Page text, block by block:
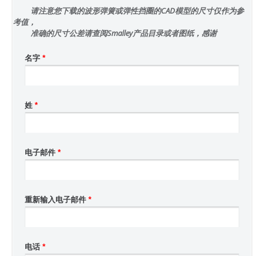
请注意您下载的波形弹簧或弹性挡圈的CAD模型的尺寸仅作为参
考值，
准确的尺寸公差请查阅Smalley产品目录或者图纸，感谢
名字 *
姓 *
电子邮件 *
重新输入电子邮件 *
电话 *